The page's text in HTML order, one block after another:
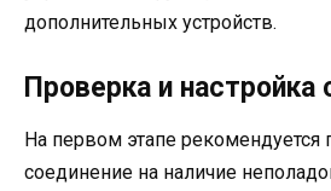
дополнительных устройств.
Проверка и настройка
На первом этапе рекомендуется
соединение на наличие